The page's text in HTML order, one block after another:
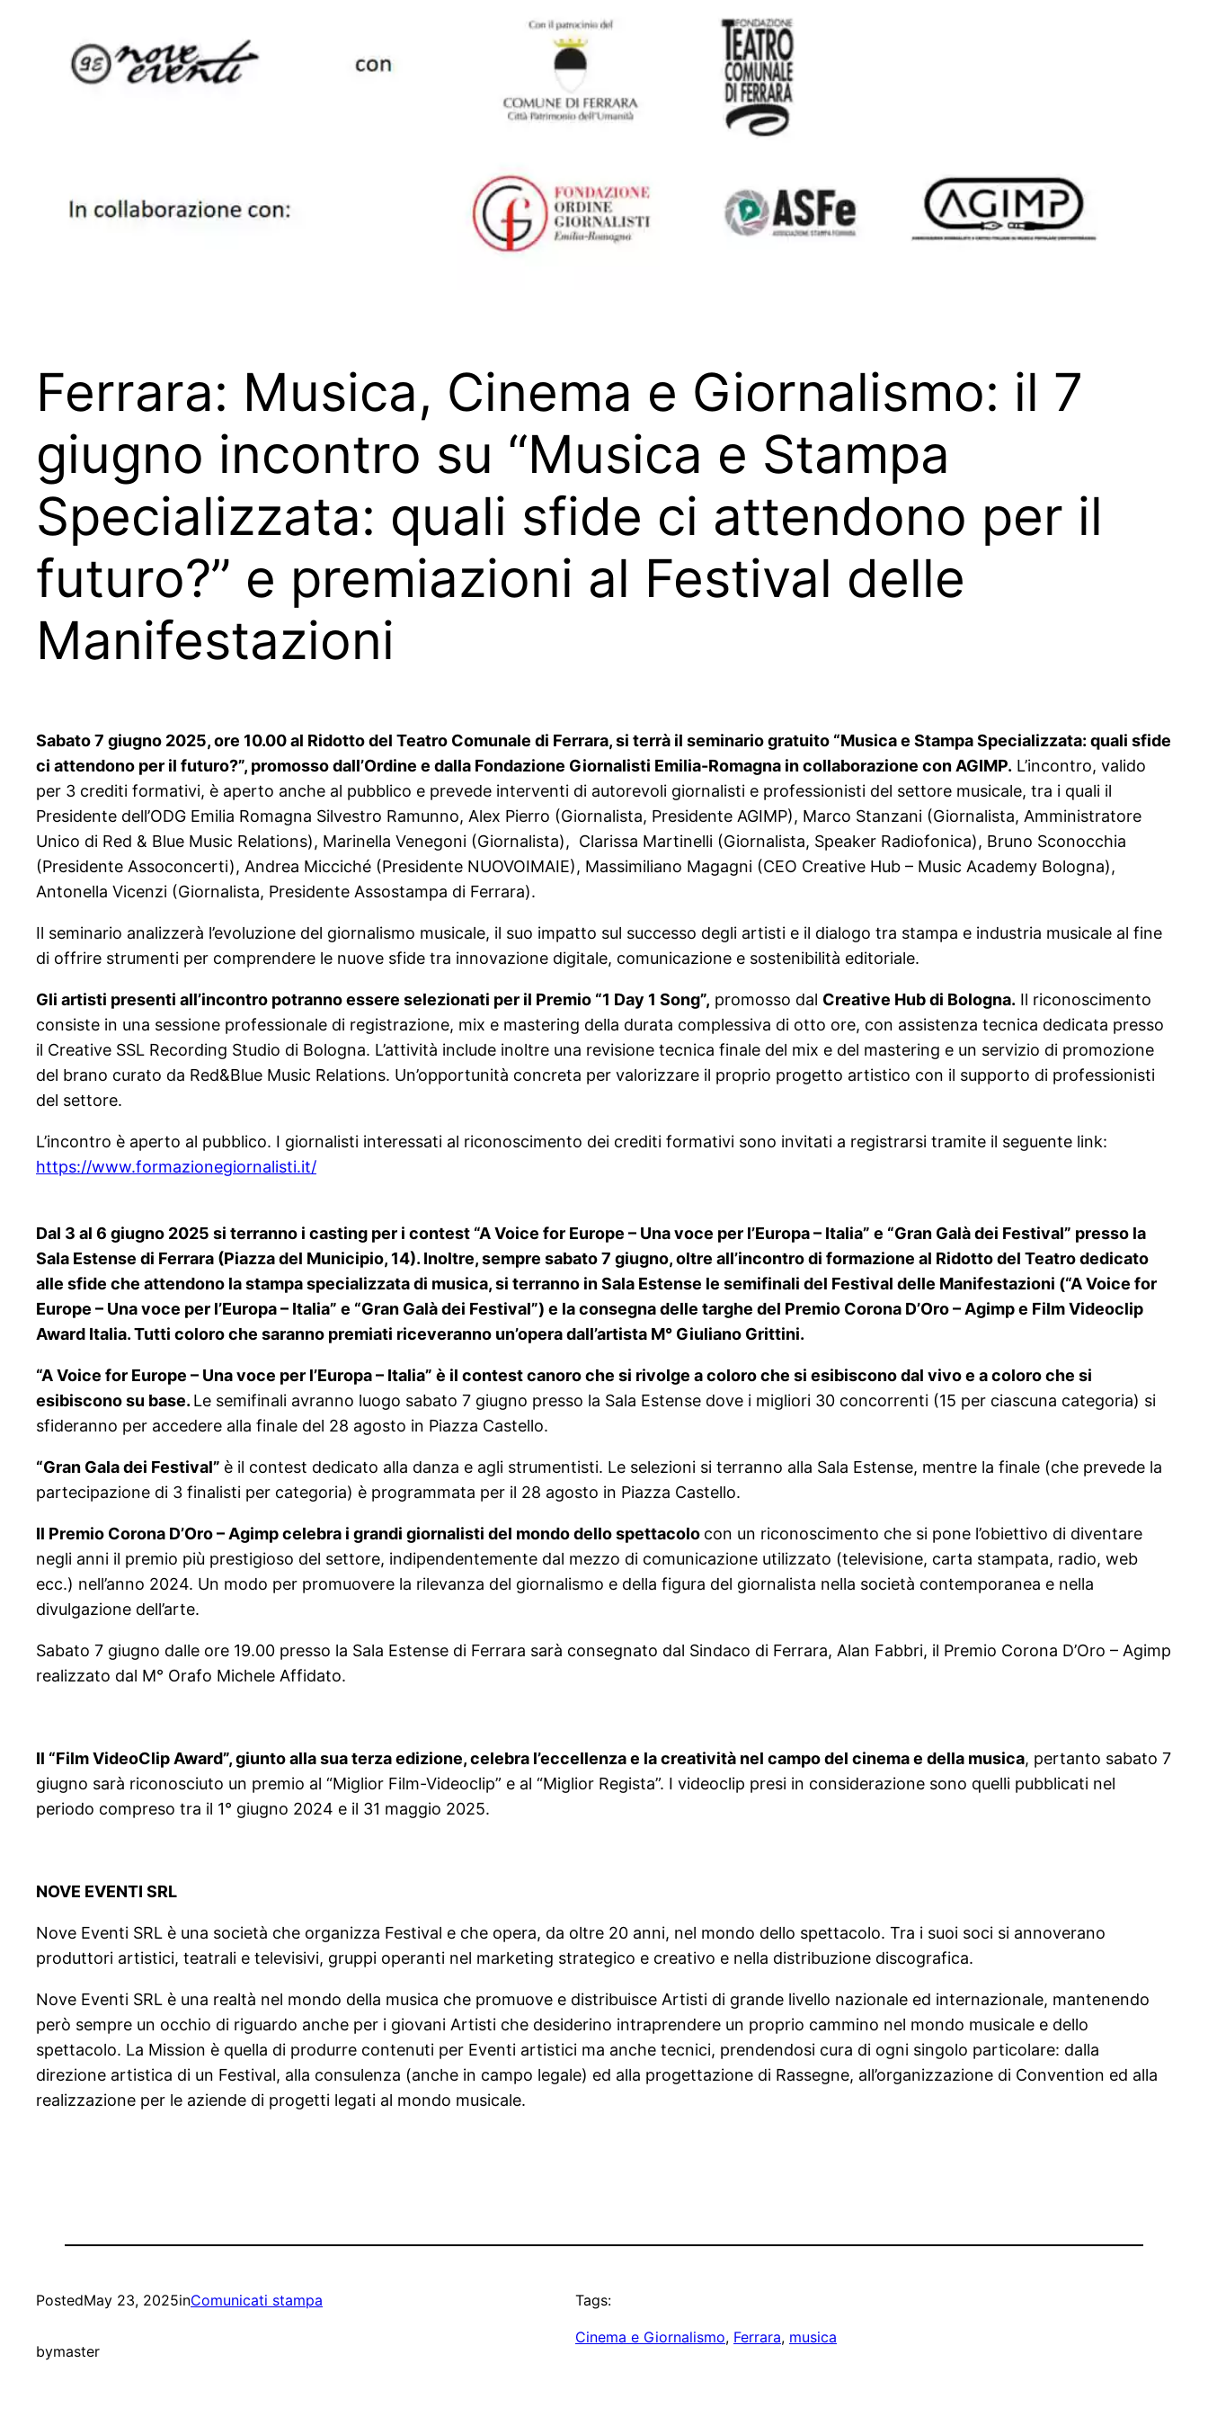
Ferrara: Musica, Cinema e Giornalismo: il 7
giugno incontro su “Musica e Stampa
Specializzata: quali sfide ci attendono per il
futuro?” e premiazioni al Festival delle
Manifestazioni
Sabato 7 giugno 2025, ore 10.00 al Ridotto del Teatro Comunale di Ferrara, si terrà il seminario gratuito “Musica e Stampa Specializzata: quali sfide
ci attendono per il futuro?”, promosso dall’Ordine e dalla Fondazione Giornalisti Emilia-Romagna in collaborazione con AGIMP. L’incontro, valido
per 3 crediti formativi, è aperto anche al pubblico e prevede interventi di autorevoli giornalisti e professionisti del settore musicale, tra i quali il
Presidente dell’ODG Emilia Romagna Silvestro Ramunno, Alex Pierro (Giornalista, Presidente AGIMP), Marco Stanzani (Giornalista, Amministratore
Unico di Red & Blue Music Relations), Marinella Venegoni (Giornalista), Clarissa Martinelli (Giornalista, Speaker Radiofonica), Bruno Sconocchia
(Presidente Assoconcerti), Andrea Micciché (Presidente NUOVOIMAIE), Massimiliano Magagni (CEO Creative Hub – Music Academy Bologna),
Antonella Vicenzi (Giornalista, Presidente Assostampa di Ferrara).
Il seminario analizzerà l’evoluzione del giornalismo musicale, il suo impatto sul successo degli artisti e il dialogo tra stampa e industria musicale al fine
di offrire strumenti per comprendere le nuove sfide tra innovazione digitale, comunicazione e sostenibilità editoriale.
Gli artisti presenti all’incontro potranno essere selezionati per il Premio “1 Day 1 Song”, promosso dal Creative Hub di Bologna. Il riconoscimento
consiste in una sessione professionale di registrazione, mix e mastering della durata complessiva di otto ore, con assistenza tecnica dedicata presso
il Creative SSL Recording Studio di Bologna. L’attività include inoltre una revisione tecnica finale del mix e del mastering e un servizio di promozione
del brano curato da Red&Blue Music Relations. Un’opportunità concreta per valorizzare il proprio progetto artistico con il supporto di professionisti
del settore.
L’incontro è aperto al pubblico. I giornalisti interessati al riconoscimento dei crediti formativi sono invitati a registrarsi tramite il seguente link:
https://www.formazionegiornalisti.it/
Dal 3 al 6 giugno 2025 si terranno i casting per i contest “A Voice for Europe – Una voce per l’Europa – Italia” e “Gran Galà dei Festival” presso la
Sala Estense di Ferrara (Piazza del Municipio, 14). Inoltre, sempre sabato 7 giugno, oltre all’incontro di formazione al Ridotto del Teatro dedicato
alle sfide che attendono la stampa specializzata di musica, si terranno in Sala Estense le semifinali del Festival delle Manifestazioni (“A Voice for
Europe – Una voce per l’Europa – Italia” e “Gran Galà dei Festival”) e la consegna delle targhe del Premio Corona D’Oro – Agimp e Film Videoclip
Award Italia. Tutti coloro che saranno premiati riceveranno un’opera dall’artista M° Giuliano Grittini.
“A Voice for Europe – Una voce per l’Europa – Italia” è il contest canoro che si rivolge a coloro che si esibiscono dal vivo e a coloro che si
esibiscono su base. Le semifinali avranno luogo sabato 7 giugno presso la Sala Estense dove i migliori 30 concorrenti (15 per ciascuna categoria) si
sfideranno per accedere alla finale del 28 agosto in Piazza Castello.
“Gran Gala dei Festival” è il contest dedicato alla danza e agli strumentisti. Le selezioni si terranno alla Sala Estense, mentre la finale (che prevede la
partecipazione di 3 finalisti per categoria) è programmata per il 28 agosto in Piazza Castello.
Il Premio Corona D’Oro – Agimp celebra i grandi giornalisti del mondo dello spettacolo con un riconoscimento che si pone l’obiettivo di diventare
negli anni il premio più prestigioso del settore, indipendentemente dal mezzo di comunicazione utilizzato (televisione, carta stampata, radio, web
ecc.) nell’anno 2024. Un modo per promuovere la rilevanza del giornalismo e della figura del giornalista nella società contemporanea e nella
divulgazione dell’arte.
Sabato 7 giugno dalle ore 19.00 presso la Sala Estense di Ferrara sarà consegnato dal Sindaco di Ferrara, Alan Fabbri, il Premio Corona D’Oro – Agimp
realizzato dal M° Orafo Michele Affidato.
Il “Film VideoClip Award”, giunto alla sua terza edizione, celebra l’eccellenza e la creatività nel campo del cinema e della musica, pertanto sabato 7
giugno sarà riconosciuto un premio al “Miglior Film-Videoclip” e al “Miglior Regista”. I videoclip presi in considerazione sono quelli pubblicati nel
periodo compreso tra il 1° giugno 2024 e il 31 maggio 2025.
NOVE EVENTI SRL
Nove Eventi SRL è una società che organizza Festival e che opera, da oltre 20 anni, nel mondo dello spettacolo. Tra i suoi soci si annoverano
produttori artistici, teatrali e televisivi, gruppi operanti nel marketing strategico e creativo e nella distribuzione discografica.
Nove Eventi SRL è una realtà nel mondo della musica che promuove e distribuisce Artisti di grande livello nazionale ed internazionale, mantenendo
però sempre un occhio di riguardo anche per i giovani Artisti che desiderino intraprendere un proprio cammino nel mondo musicale e dello
spettacolo. La Mission è quella di produrre contenuti per Eventi artistici ma anche tecnici, prendendosi cura di ogni singolo particolare: dalla
direzione artistica di un Festival, alla consulenza (anche in campo legale) ed alla progettazione di Rassegne, all’organizzazione di Convention ed alla
realizzazione per le aziende di progetti legati al mondo musicale.
PostedMay 23, 2025inComunicati stampa
bymaster
Tags:
Cinema e Giornalismo, Ferrara, musica